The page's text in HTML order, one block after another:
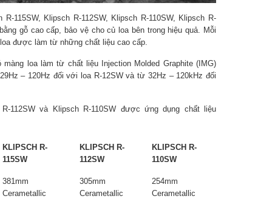
115SW, Klipsch R-112SW, Klipsch R-110SW, Klipsch R-
gỗ cao cấp, bảo vệ cho củ loa bên trong hiệu quả. Mỗi
được làm từ những chất liệu cao cấp.
loa làm từ chất liệu Injection Molded Graphite (IMG)
– 120Hz đối với loa R-12SW và từ 32Hz – 120kHz đối
112SW và Klipsch R-110SW được ứng dụng chất liệu
KLIPSCH R-
115SW
KLIPSCH R-
112SW
KLIPSCH R-
110SW
381mm
Cerametallic
305mm
Cerametallic
254mm
Cerametallic